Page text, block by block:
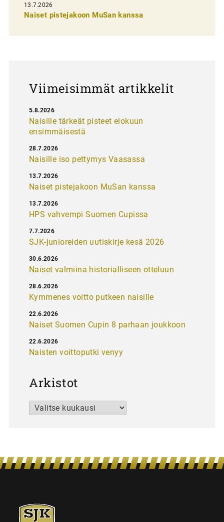
e
13.7.2026
Naiset pistejakoon MuSan kanssa
Viimeisimmät artikkelit
Naisille tärkeät pisteet elokuun
ensimmäisestä
5.8.2026
Naisille iso pettymys Vaasassa
28.7.2026
Naiset pistejakoon MuSan kanssa
13.7.2026
HPS vahvempi Suomen Cupissa
13.7.2026
SJK-junioreiden uutiskirje kesä 2026
7.7.2026
Naiset valmiina historialliseen otteluun
30.6.2026
Kymmenes voitto putkeen naisille
28.6.2026
Naiset Suomen Cupin 8 parhaan joukkoon
22.6.2026
Naisten voittoputki venyy
22.6.2026
Arkistot
Arkistot
SJK-